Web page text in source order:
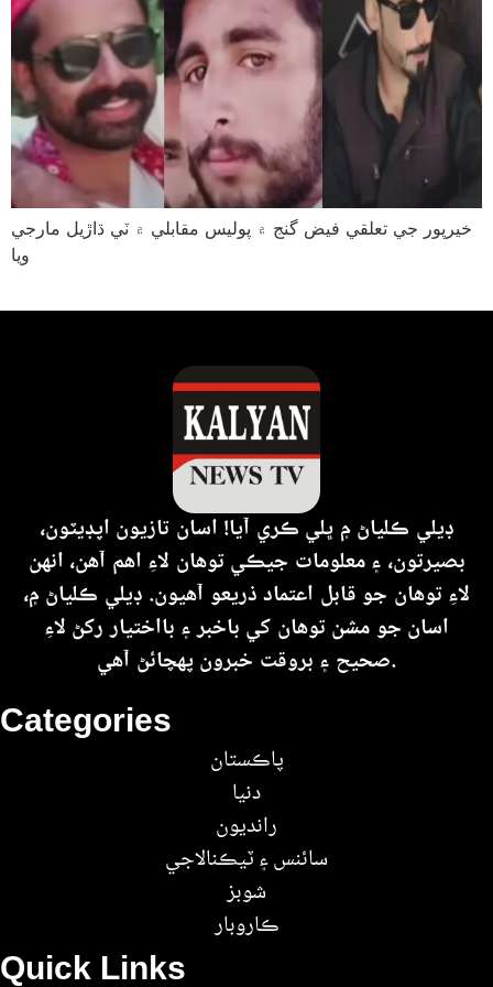
خيرپور جي تعلقي فيض گنج ۾ پوليس مقابلي ۾ ٽي ڌاڙيل مارجي
ويا
Quick Links
Categories
پاڪستان
دنيا
رانديون
سائنس ۽ ٽيڪنالاجي
شوبز
ڪاروبار
ڊيلي ڪلياڻ ۾ ڀلي ڪري آيا! اسان تازيون اپڊيٽون،
بصيرتون، ۽ معلومات جيڪي توهان لاءِ اهم آهن، انهن
لاءِ توهان جو قابل اعتماد ذريعو آهيون. ڊيلي ڪلياڻ ۾،
اسان جو مشن توهان کي باخبر ۽ بااختيار رکڻ لاءِ
صحيح ۽ بروقت خبرون پهچائڻ آهي.